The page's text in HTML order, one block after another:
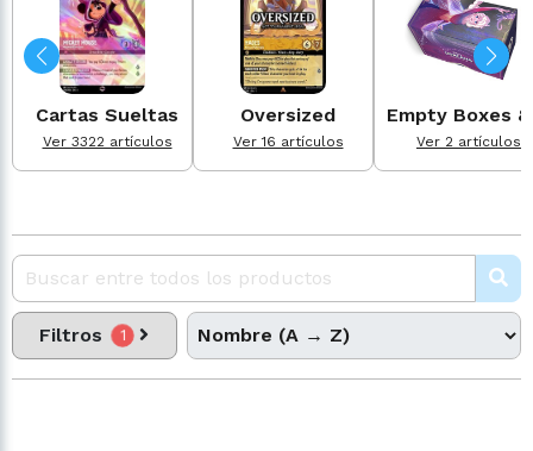
Cartas Sueltas
Ver 3322 artículos
Oversized
Ver 16 artículos
Empty Boxes &
Ver 2 artículos
Filtros 1